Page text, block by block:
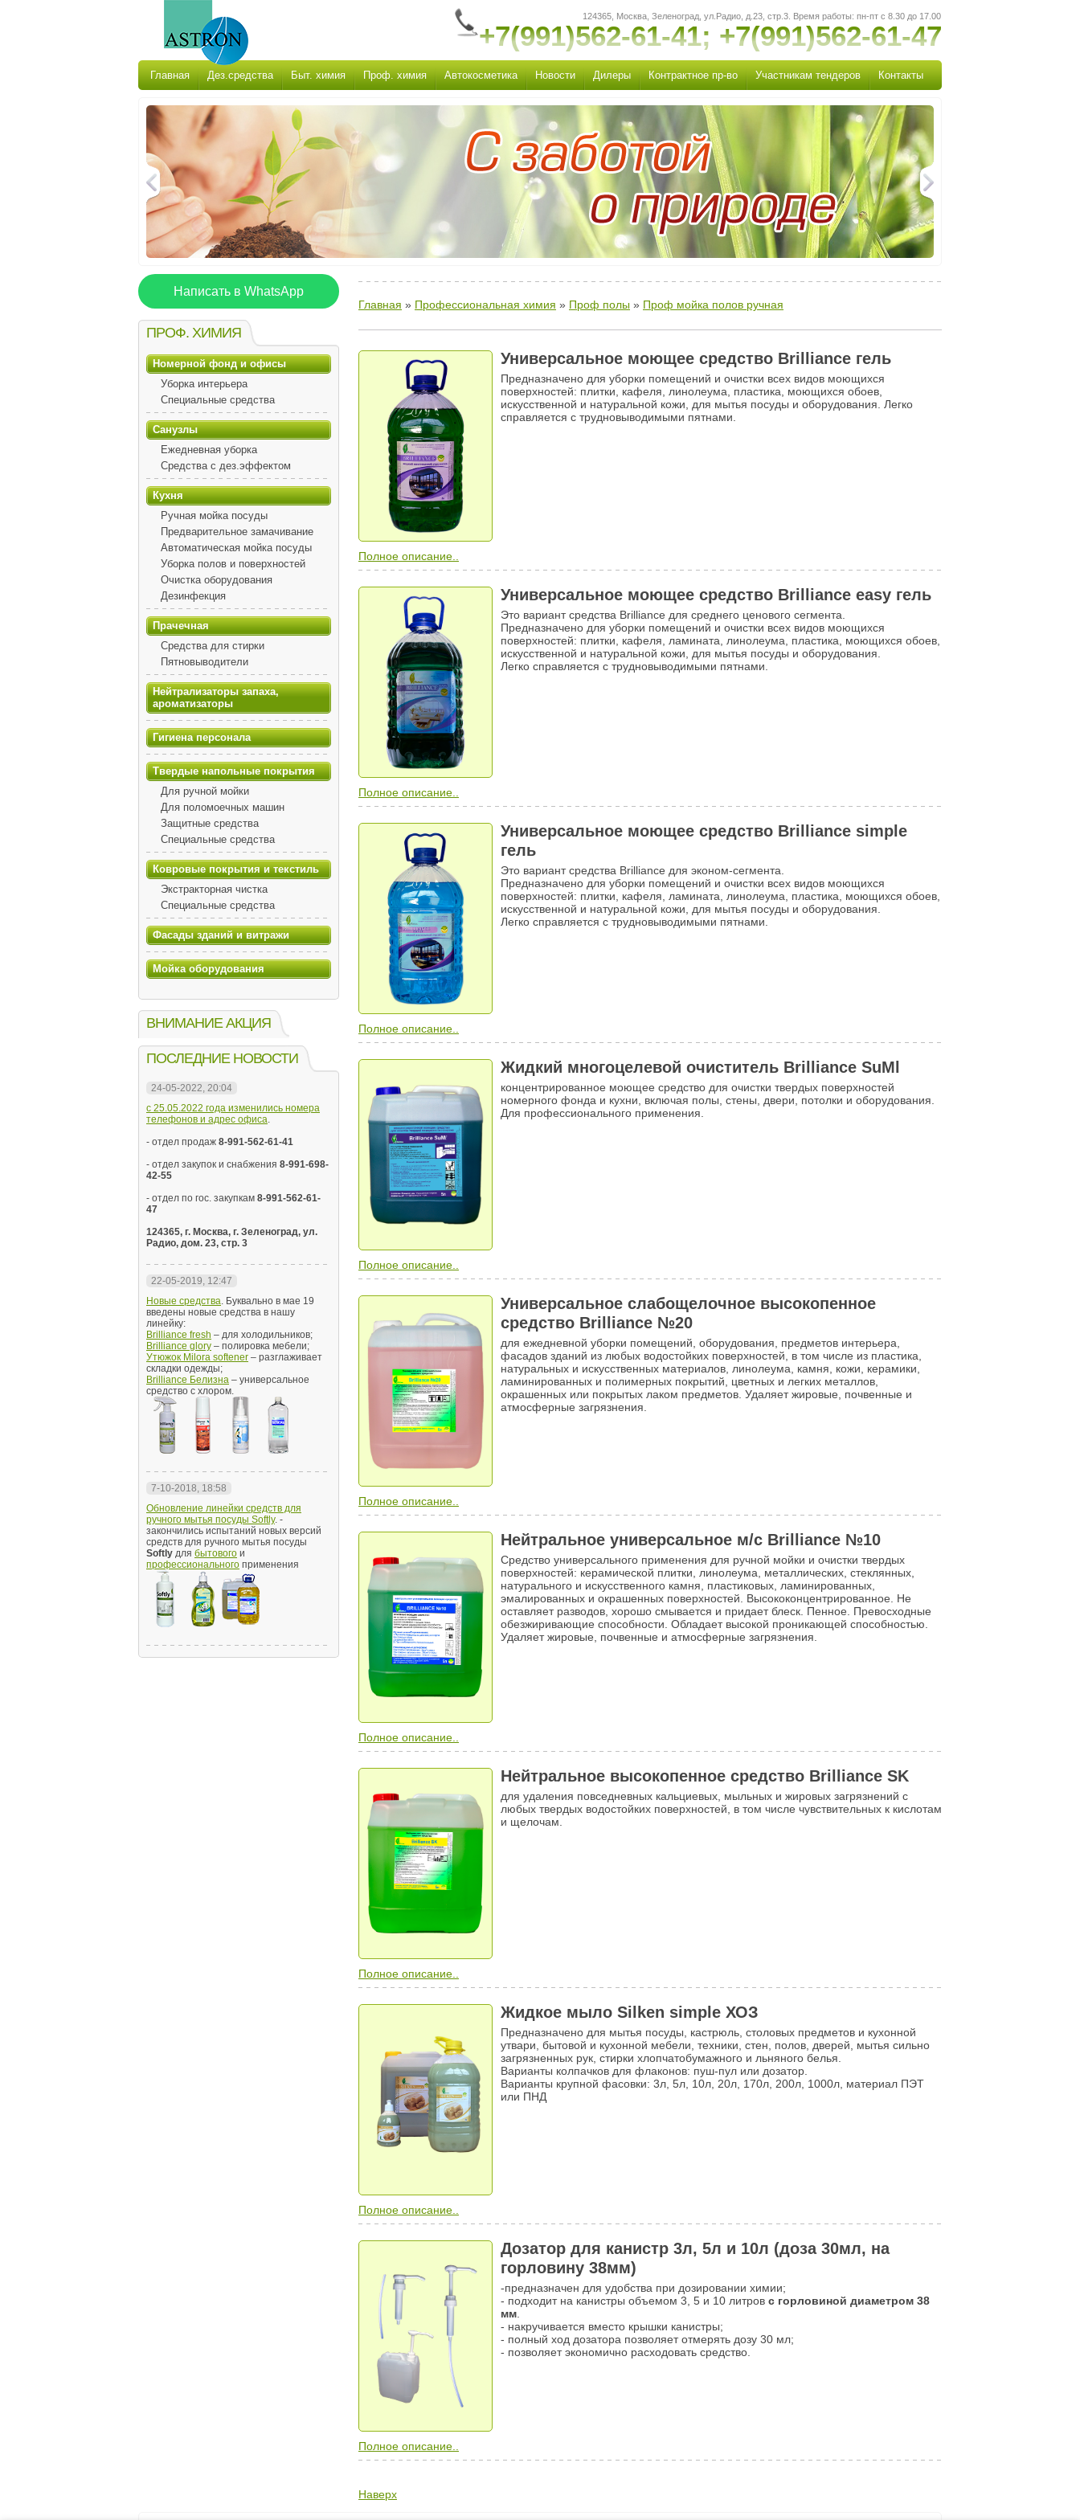
124365, Москва, Зеленоград, ул.Радио, д.23, стр.3. Время работы: пн-пт с 8.30 до 17.00
+7(991)562-61-41; +7(991)562-61-47
Главная Дез.средства Быт. химия Проф. химия Автокосметика Новости Дилеры Контрактное пр-во Участникам тендеров Контакты
Главная » Профессиональная химия » Проф полы » Проф мойка полов ручная
Полное описание..
Универсальное моющее средство Brilliance гель
Предназначено для уборки помещений и очистки всех видов моющихся
поверхностей: плитки, кафеля, линолеума, пластика, моющихся обоев,
искусственной и натуральной кожи, для мытья посуды и оборудования. Легко
справляется с трудновыводимыми пятнами.
Полное описание..
Универсальное моющее средство Brilliance easy гель
Это вариант средства Brilliance для среднего ценового сегмента.
Предназначено для уборки помещений и очистки всех видов моющихся
поверхностей: плитки, кафеля, ламината, линолеума, пластика, моющихся обоев,
искусственной и натуральной кожи, для мытья посуды и оборудования.
Легко справляется с трудновыводимыми пятнами.
Полное описание..
Универсальное моющее средство Brilliance simple
гель
Это вариант средства Brilliance для эконом-сегмента.
Предназначено для уборки помещений и очистки всех видов моющихся
поверхностей: плитки, кафеля, ламината, линолеума, пластика, моющихся обоев,
искусственной и натуральной кожи, для мытья посуды и оборудования.
Легко справляется с трудновыводимыми пятнами.
Полное описание..
Жидкий многоцелевой очиститель Brilliance SuMl
концентрированное моющее средство для очистки твердых поверхностей
номерного фонда и кухни, включая полы, стены, двери, потолки и оборудования.
Для профессионального применения.
Полное описание..
Универсальное слабощелочное высокопенное
средство Brilliance №20
для ежедневной уборки помещений, оборудования, предметов интерьера,
фасадов зданий из любых водостойких поверхностей, в том числе из пластика,
натуральных и искусственных материалов, линолеума, камня, кожи, керамики,
ламинированных и полимерных покрытий, цветных и легких металлов,
окрашенных или покрытых лаком предметов. Удаляет жировые, почвенные и
атмосферные загрязнения.
Полное описание..
Нейтральное универсальное м/c Brilliance №10
Средство универсального применения для ручной мойки и очистки твердых
поверхностей: керамической плитки, линолеума, металлических, стеклянных,
натурального и искусственного камня, пластиковых, ламинированных,
эмалированных и окрашенных поверхностей. Высококонцентрированное. Не
оставляет разводов, хорошо смывается и придает блеск. Пенное. Превосходные
обезжиривающие способности. Обладает высокой проникающей способностью.
Удаляет жировые, почвенные и атмосферные загрязнения.
Полное описание..
Нейтральное высокопенное средство Brilliance SK
для удаления повседневных кальциевых, мыльных и жировых загрязнений с
любых твердых водостойких поверхностей, в том числе чувствительных к кислотам
и щелочам.
Полное описание..
Жидкое мыло Silken simple ХОЗ
Предназначено для мытья посуды, кастрюль, столовых предметов и кухонной
утвари, бытовой и кухонной мебели, техники, стен, полов, дверей, мытья сильно
загрязненных рук, стирки хлопчатобумажного и льняного белья.
Варианты колпачков для флаконов: пуш-пул или дозатор.
Варианты крупной фасовки: 3л, 5л, 10л, 20л, 170л, 200л, 1000л, материал ПЭТ
или ПНД
Полное описание..
Дозатор для канистр 3л, 5л и 10л (доза 30мл, на
горловину 38мм)
-предназначен для удобства при дозировании химии;
- подходит на канистры объемом 3, 5 и 10 литров с горловиной диаметром 38
мм.
- накручивается вместо крышки канистры;
- полный ход дозатора позволяет отмерять дозу 30 мл;
- позволяет экономично расходовать средство.
Наверх
Написать в WhatsApp
ПРОФ. ХИМИЯ
Номерной фонд и офисы
Уборка интерьера
Специальные средства
Санузлы
Ежедневная уборка
Средства с дез.эффектом
Кухня
Ручная мойка посуды
Предварительное замачивание
Автоматическая мойка посуды
Уборка полов и поверхностей
Очистка оборудования
Дезинфекция
Прачечная
Средства для стирки
Пятновыводители
Нейтрализаторы запаха,
ароматизаторы
Гигиена персонала
Твердые напольные покрытия
Для ручной мойки
Для поломоечных машин
Защитные средства
Специальные средства
Ковровые покрытия и текстиль
Экстракторная чистка
Специальные средства
Фасады зданий и витражи
Мойка оборудования
ВНИМАНИЕ АКЦИЯ
ПОСЛЕДНИЕ НОВОСТИ
24-05-2022, 20:04
с 25.05.2022 года изменились номера
телефонов и адрес офиса.
- отдел продаж 8-991-562-61-41
- отдел закупок и снабжения 8-991-698-
42-55
- отдел по гос. закупкам 8-991-562-61-
47
124365, г. Москва, г. Зеленоград, ул.
Радио, дом. 23, стр. 3
22-05-2019, 12:47
Новые средства. Буквально в мае 19
введены новые средства в нашу
линейку:
Brilliance fresh – для холодильников;
Brilliance glory – полировка мебели;
Утюжок Milora softener – разглаживает
складки одежды;
Brilliance Белизна – универсальное
средство с хлором.
7-10-2018, 18:58
Обновление линейки средств для
ручного мытья посуды Softly. -
закончились испытаний новых версий
средств для ручного мытья посуды
Softly для бытового и
профессионального применения